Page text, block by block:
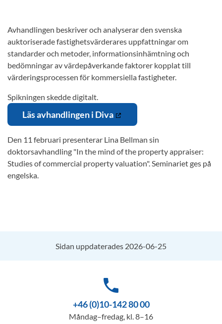
Avhandlingen beskriver och analyserar den svenska
auktoriserade fastighetsvärderares uppfattningar om
standarder och metoder, informationsinhämtning och
bedömningar av värde­påverkande faktorer kopplat till
värderingsprocessen för kommersiella fastigheter.
Spikningen skedde digitalt.
Läs avhandlingen i Diva
Den 11 februari presenterar Lina Bellman sin
doktorsavhandling "In the mind of the property appraiser:
Studies of commercial property valuation". Seminariet ges på
engelska.
Sidan uppdaterades 2026-06-25
phone
+46 (0)10-142 80 00
Måndag–fredag, kl. 8–16